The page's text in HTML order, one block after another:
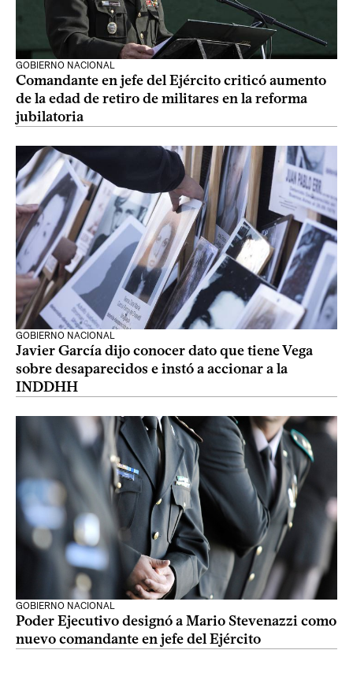
GOBIERNO NACIONAL
Comandante en jefe del Ejército criticó aumento
de la edad de retiro de militares en la reforma
jubilatoria
GOBIERNO NACIONAL
Javier García dijo conocer dato que tiene Vega
sobre desaparecidos e instó a accionar a la
INDDHH
GOBIERNO NACIONAL
Poder Ejecutivo designó a Mario Stevenazzi como
nuevo comandante en jefe del Ejército